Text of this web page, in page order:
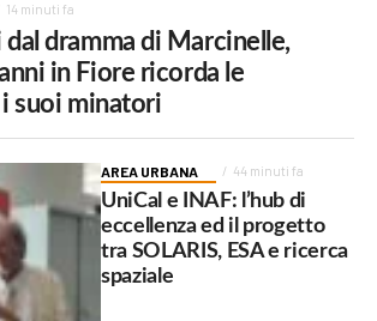
14 minuti fa
dal dramma di Marcinelle,
in Fiore ricorda le
suoi minatori
AREA URBANA 44 minuti fa
UniCal e INAF: l’hub di
eccellenza ed il progetto
tra SOLARIS, ESA e ricerca
spaziale